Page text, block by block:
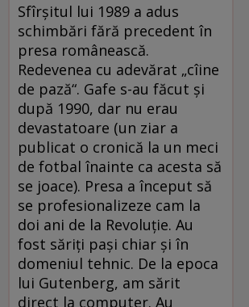
Sfîrşitul lui 1989 a adus
schimbări fără precedent în
presa românească.
Redevenea cu adevărat „cîine
de pază“. Gafe s-au făcut şi
după 1990, dar nu erau
devastatoare (un ziar a
publicat o cronică la un meci
de fotbal înainte ca acesta să
se joace). Presa a început să
se profesionalizeze cam la
doi ani de la Revoluţie. Au
fost săriţi paşi chiar şi în
domeniul tehnic. De la epoca
lui Gutenberg, am sărit
direct la computer. Au